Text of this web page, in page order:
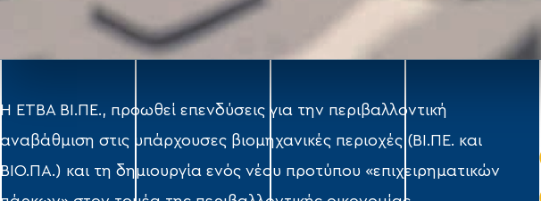
Η ΕΤΒΑ ΒΙ.ΠΕ., προωθεί επενδύσεις για την περιβαλλοντική
αναβάθμιση στις υπάρχουσες βιομηχανικές περιοχές (ΒΙ.ΠΕ. και
ΒΙΟ.ΠΑ.) και τη δημιουργία ενός νέου προτύπου «επιχειρηματικών